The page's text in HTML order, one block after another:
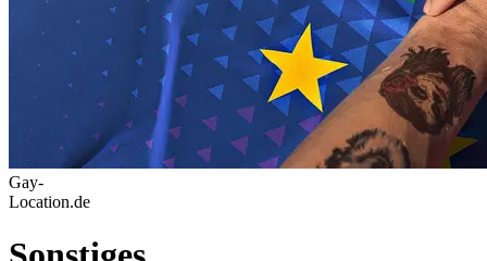
Gay-
Location.de